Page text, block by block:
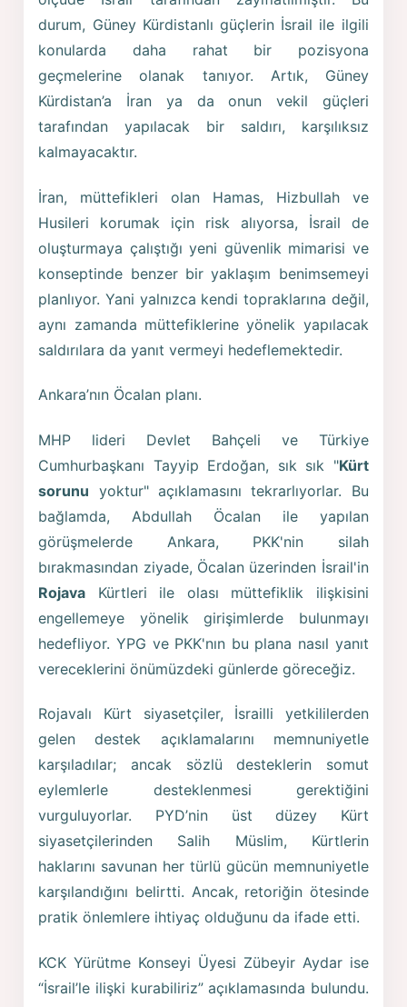
durum, Güney Kürdistanlı güçlerin İsrail ile ilgili
konularda daha rahat bir pozisyona
geçmelerine olanak tanıyor. Artık, Güney
Kürdistan’a İran ya da onun vekil güçleri
tarafından yapılacak bir saldırı, karşılıksız
kalmayacaktır.
İran, müttefikleri olan Hamas, Hizbullah ve
Husileri korumak için risk alıyorsa, İsrail de
oluşturmaya çalıştığı yeni güvenlik mimarisi ve
konseptinde benzer bir yaklaşım benimsemeyi
planlıyor. Yani yalnızca kendi topraklarına değil,
aynı zamanda müttefiklerine yönelik yapılacak
saldırılara da yanıt vermeyi hedeflemektedir.
Ankara’nın Öcalan planı.
MHP lideri Devlet Bahçeli ve Türkiye
Cumhurbaşkanı Tayyip Erdoğan, sık sık "Kürt
sorunu yoktur" açıklamasını tekrarlıyorlar. Bu
bağlamda, Abdullah Öcalan ile yapılan
görüşmelerde Ankara, PKK'nin silah
bırakmasından ziyade, Öcalan üzerinden İsrail'in
Rojava Kürtleri ile olası müttefiklik ilişkisini
engellemeye yönelik girişimlerde bulunmayı
hedefliyor. YPG ve PKK'nın bu plana nasıl yanıt
vereceklerini önümüzdeki günlerde göreceğiz.
Rojavalı Kürt siyasetçiler, İsrailli yetkililerden
gelen destek açıklamalarını memnuniyetle
karşıladılar; ancak sözlü desteklerin somut
eylemlerle desteklenmesi gerektiğini
vurguluyorlar. PYD’nin üst düzey Kürt
siyasetçilerinden Salih Müslim, Kürtlerin
haklarını savunan her türlü gücün memnuniyetle
karşılandığını belirtti. Ancak, retoriğin ötesinde
pratik önlemlere ihtiyaç olduğunu da ifade etti.
KCK Yürütme Konseyi Üyesi Zübeyir Aydar ise
“İsrail’le ilişki kurabiliriz” açıklamasında bulundu.